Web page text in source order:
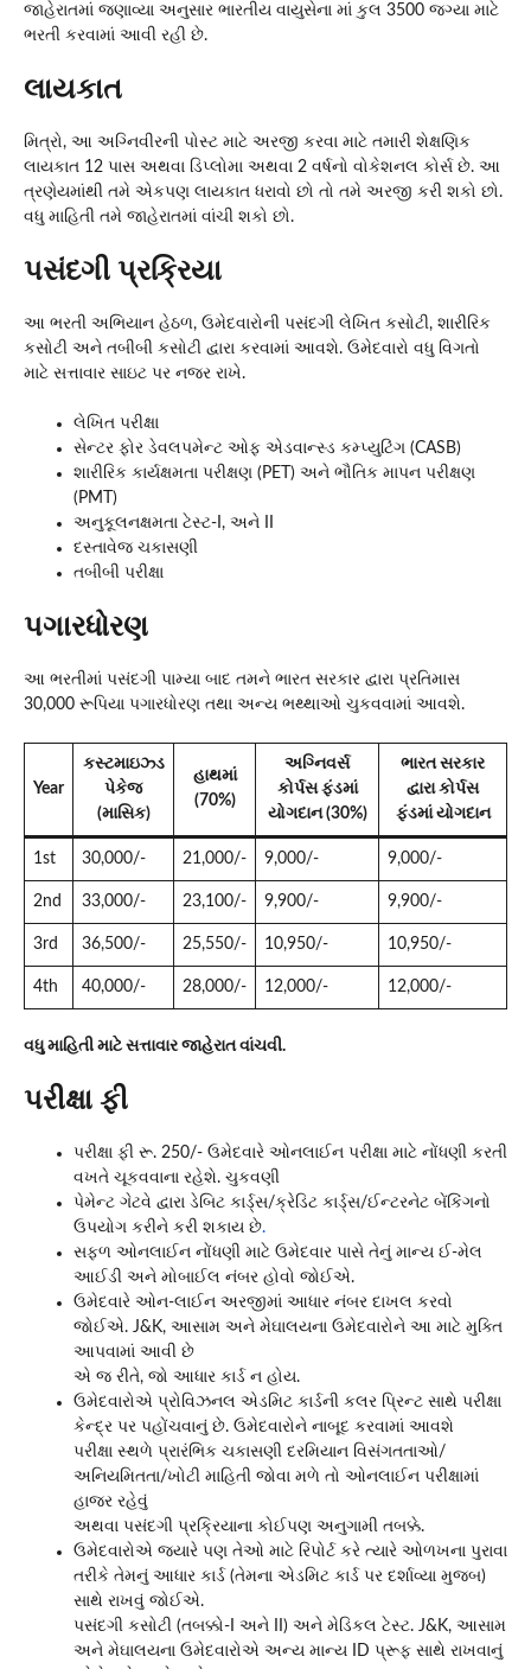
જાહેરાતમાં જણાવ્યા અનુસાર ભારતીય વાયુસેના માં કુલ 3500 જગ્યા માટે
ભરતી કરવામાં આવી રહી છે.
લાયકાત
મિત્રો, આ અગ્નિવીરની પોસ્ટ માટે અરજી કરવા માટે તમારી શેક્ષણિક
લાયકાત 12 પાસ અથવા ડિપ્લોમા અથવા 2 વર્ષનો વોકેશનલ કોર્સ છે. આ
ત્રણેયમાંથી તમે એકપણ લાયકાત ધરાવો છો તો તમે અરજી કરી શકો છો.
વધુ માહિતી તમે જાહેરાતમાં વાંચી શકો છો.
પસંદગી પ્રક્રિયા
આ ભરતી અભિયાન હેઠળ, ઉમેદવારોની પસંદગી લેખિત કસોટી, શારીરિક
કસોટી અને તબીબી કસોટી દ્વારા કરવામાં આવશે. ઉમેદવારો વધુ વિગતો
માટે સત્તાવાર સાઇટ પર નજર રાખે.
લેખિત પરીક્ષા
સેન્ટર ફોર ડેવલપમેન્ટ ઓફ એડવાન્સ્ડ કમ્પ્યુટિંગ (CASB)
શારીરિક કાર્યક્ષમતા પરીક્ષણ (PET) અને ભૌતિક માપન પરીક્ષણ
(PMT)
અનુકૂલનક્ષમતા ટેસ્ટ-I, અને II
દસ્તાવેજ ચકાસણી
તબીબી પરીક્ષા
પગારધોરણ
આ ભરતીમાં પસંદગી પામ્યા બાદ તમને ભારત સરકાર દ્વારા પ્રતિમાસ
30,000 રૂપિયા પગારધોરણ તથા અન્ય ભથ્થાઓ ચુકવવામાં આવશે.
Year
કસ્ટમાઇઝ્ડ
પેકેજ
(માસિક)
હાથમાં
(70%)
અગ્નિવર્સ
કોર્પસ ફંડમાં
યોગદાન (30%)
ભારત સરકાર
દ્વારા કોર્પસ
ફંડમાં યોગદાન
1st 30,000/- 21,000/- 9,000/- 9,000/-
2nd 33,000/- 23,100/- 9,900/- 9,900/-
3rd 36,500/- 25,550/- 10,950/- 10,950/-
4th 40,000/- 28,000/- 12,000/- 12,000/-
વધુ માહિતી માટે સત્તાવાર જાહેરાત વાંચવી.
પરીક્ષા ફી
પરીક્ષા ફી રૂ. 250/- ઉમેદવારે ઓનલાઈન પરીક્ષા માટે નોંધણી કરતી
વખતે ચૂકવવાના રહેશે. ચુકવણી
પેમેન્ટ ગેટવે દ્વારા ડેબિટ કાર્ડ્સ/ક્રેડિટ કાર્ડ્સ/ઈન્ટરનેટ બેંકિંગનો
ઉપયોગ કરીને કરી શકાય છે.
સફળ ઓનલાઈન નોંધણી માટે ઉમેદવાર પાસે તેનું માન્ય ઈ-મેલ
આઈડી અને મોબાઈલ નંબર હોવો જોઈએ.
ઉમેદવારે ઓન-લાઈન અરજીમાં આધાર નંબર દાખલ કરવો
જોઈએ. J&K, આસામ અને મેઘાલયના ઉમેદવારોને આ માટે મુક્તિ
આપવામાં આવી છે
એ જ રીતે, જો આધાર કાર્ડ ન હોય.
ઉમેદવારોએ પ્રોવિઝનલ એડમિટ કાર્ડની કલર પ્રિન્ટ સાથે પરીક્ષા
કેન્દ્ર પર પહોંચવાનું છે. ઉમેદવારોને નાબૂદ કરવામાં આવશે
પરીક્ષા સ્થળે પ્રારંભિક ચકાસણી દરમિયાન વિસંગતતાઓ/
અનિયમિતતા/ખોટી માહિતી જોવા મળે તો ઓનલાઈન પરીક્ષામાં
હાજર રહેવું
અથવા પસંદગી પ્રક્રિયાના કોઈપણ અનુગામી તબક્કે.
ઉમેદવારોએ જ્યારે પણ તેઓ માટે રિપોર્ટ કરે ત્યારે ઓળખના પુરાવા
તરીકે તેમનું આધાર કાર્ડ (તેમના એડમિટ કાર્ડ પર દર્શાવ્યા મુજબ)
સાથે રાખવું જોઈએ.
પસંદગી કસોટી (તબક્કો-I અને II) અને મેડિકલ ટેસ્ટ. J&K, આસામ
અને મેઘાલયના ઉમેદવારોએ અન્ય માન્ય ID પ્રૂફ સાથે રાખવાનું